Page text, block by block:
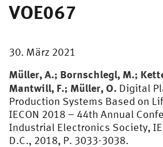
VOE067
30. März 2021
Müller, A.; Bornschlegl, M.;
Mantwill, F.; Müller, O. Digital
Production Systems Based on
IECON 2018 – 44th Annual
Industrial Electronics Society,
D.C., 2018, P. 3033-3038.